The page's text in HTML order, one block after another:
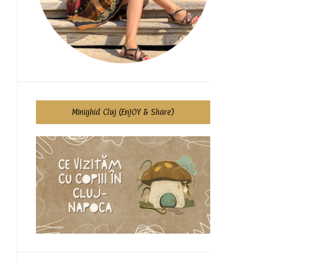
Minighid Cluj (EnJOY & Share)